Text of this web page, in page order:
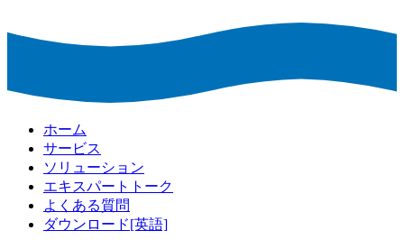
ホーム
サービス
ソリューション
エキスパートトーク
よくある質問
ダウンロード[英語]